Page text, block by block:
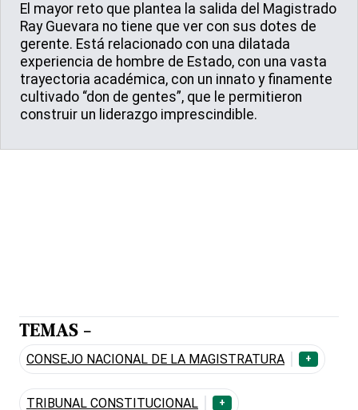
El mayor reto que plantea la salida del Magistrado
Ray Guevara no tiene que ver con sus dotes de
gerente. Está relacionado con una dilatada
experiencia de hombre de Estado, con una vasta
trayectoria académica, con un innato y finamente
cultivado “don de gentes”, que le permitieron
construir un liderazgo imprescindible.
TEMAS -
CONSEJO NACIONAL DE LA MAGISTRATURA +
TRIBUNAL CONSTITUCIONAL +